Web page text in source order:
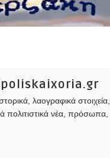
λαογραφικά
πολιτιστικά νέα, πρόσωπα,